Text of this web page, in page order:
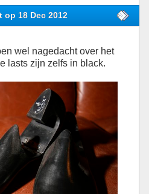
op 18 Dec 2012
wel nagedacht over het
lasts zijn zelfs in black.